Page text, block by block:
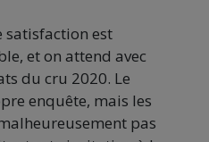
satisfaction est
et on attend avec
du cru 2020. Le
enquête, mais les
pas